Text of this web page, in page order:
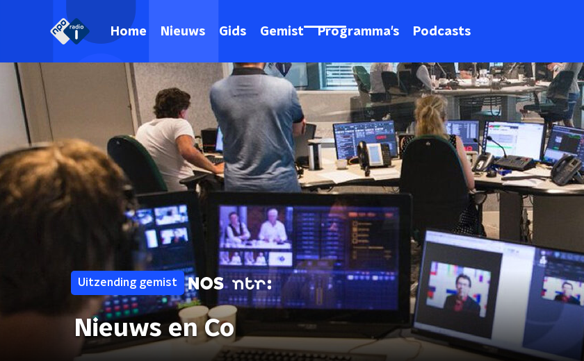
Home Nieuws Gids Gemist Programma's Podcasts
Uitzending gemist
Nieuws en Co